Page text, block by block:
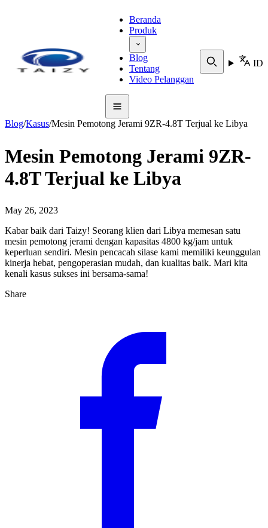
Beranda
Produk
Blog
Tentang
Video Pelanggan
ID
Blog/Kasus/Mesin Pemotong Jerami 9ZR-4.8T Terjual ke Libya
Mesin Pemotong Jerami 9ZR-
4.8T Terjual ke Libya
May 26, 2023
Kabar baik dari Taizy! Seorang klien dari Libya memesan satu
mesin pemotong jerami dengan kapasitas 4800 kg/jam untuk
keperluan sendiri. Mesin pencacah silase kami memiliki keunggulan
kinerja hebat, pengoperasian mudah, dan kualitas baik. Mari kita
kenali kasus sukses ini bersama-sama!
Share